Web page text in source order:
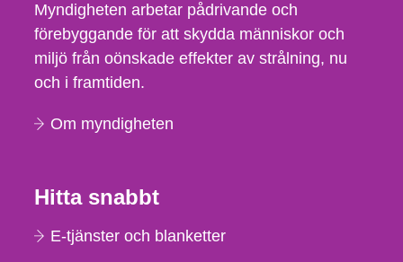
Myndigheten arbetar pådrivande och
förebyggande för att skydda människor och
miljö från oönskade effekter av strålning, nu
och i framtiden.
Om myndigheten
Hitta snabbt
E-tjänster och blanketter